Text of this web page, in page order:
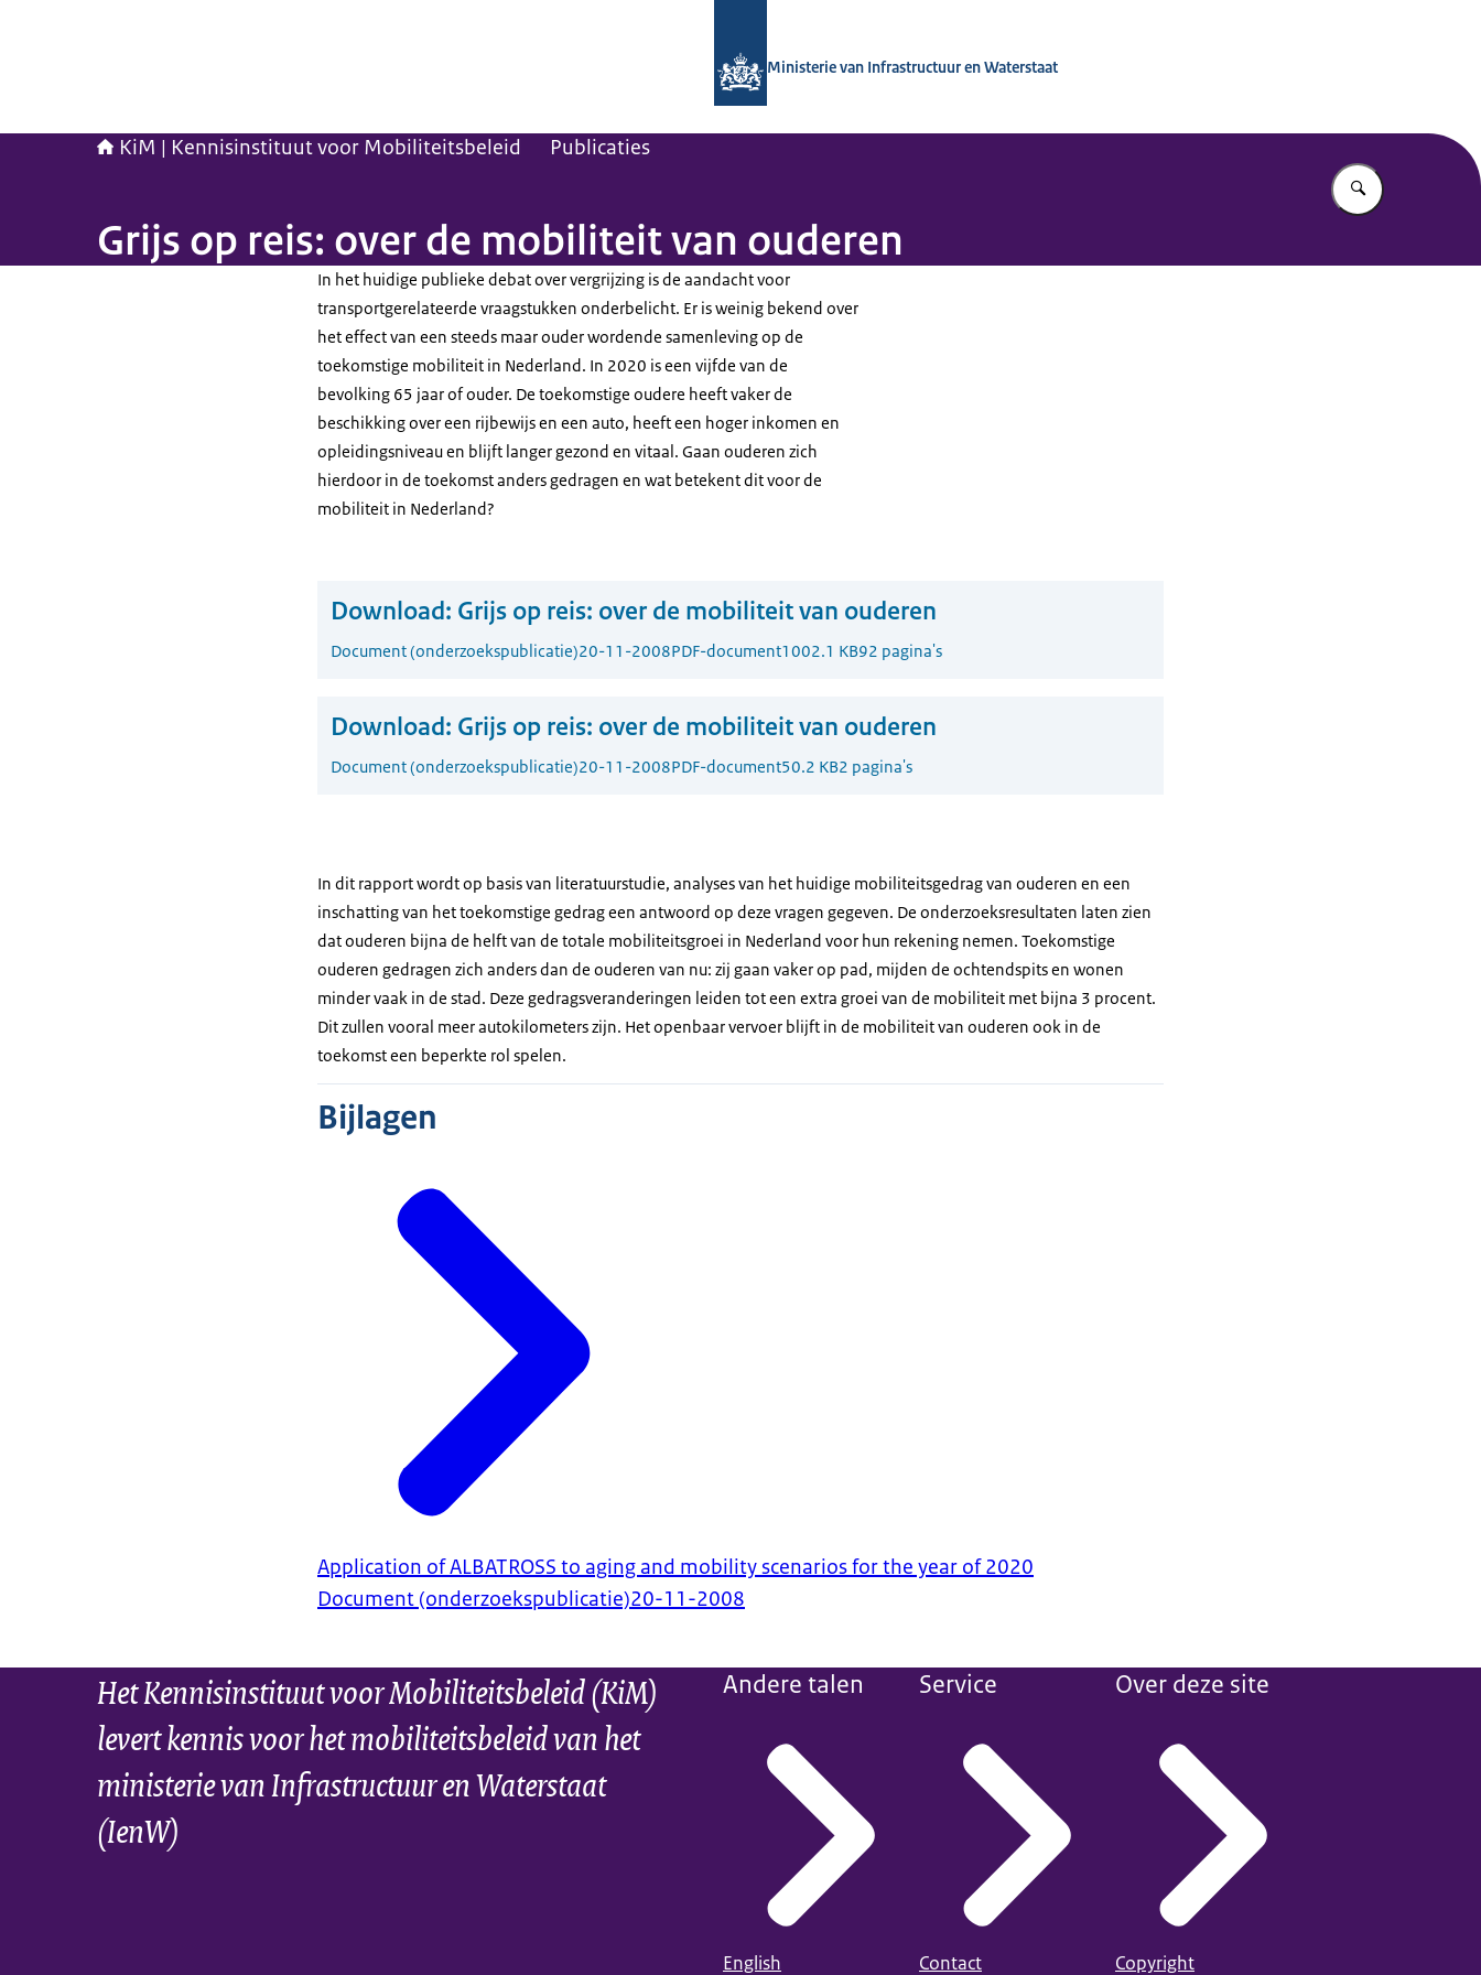
Ministerie van Infrastructuur en Waterstaat
KiM | Kennisinstituut voor Mobiliteitsbeleid Publicaties
Vul in wat u
Grijs op reis: over de mobiliteit van ouderen
In het huidige publieke debat over vergrijzing is de aandacht voor
transportgerelateerde vraagstukken onderbelicht. Er is weinig bekend over
het effect van een steeds maar ouder wordende samenleving op de
toekomstige mobiliteit in Nederland. In 2020 is een vijfde van de
bevolking 65 jaar of ouder. De toekomstige oudere heeft vaker de
beschikking over een rijbewijs en een auto, heeft een hoger inkomen en
opleidingsniveau en blijft langer gezond en vitaal. Gaan ouderen zich
hierdoor in de toekomst anders gedragen en wat betekent dit voor de
mobiliteit in Nederland?
Download: Grijs op reis: over de mobiliteit van ouderen
Document (onderzoekspublicatie)20-11-2008PDF-document1002.1 KB92 pagina's
Download: Grijs op reis: over de mobiliteit van ouderen
Document (onderzoekspublicatie)20-11-2008PDF-document50.2 KB2 pagina's
In dit rapport wordt op basis van literatuurstudie, analyses van het huidige mobiliteitsgedrag van ouderen en een
inschatting van het toekomstige gedrag een antwoord op deze vragen gegeven. De onderzoeksresultaten laten zien
dat ouderen bijna de helft van de totale mobiliteitsgroei in Nederland voor hun rekening nemen. Toekomstige
ouderen gedragen zich anders dan de ouderen van nu: zij gaan vaker op pad, mijden de ochtendspits en wonen
minder vaak in de stad. Deze gedragsveranderingen leiden tot een extra groei van de mobiliteit met bijna 3 procent.
Dit zullen vooral meer autokilometers zijn. Het openbaar vervoer blijft in de mobiliteit van ouderen ook in de
toekomst een beperkte rol spelen.
Bijlagen
Application of ALBATROSS to aging and mobility scenarios for the year of 2020
Document (onderzoekspublicatie)20-11-2008
Het Kennisinstituut voor Mobiliteitsbeleid (KiM)
levert kennis voor het mobiliteitsbeleid van het
ministerie van Infrastructuur en Waterstaat
(IenW)
Andere talen
English
Service
Contact
Over deze site
Copyright